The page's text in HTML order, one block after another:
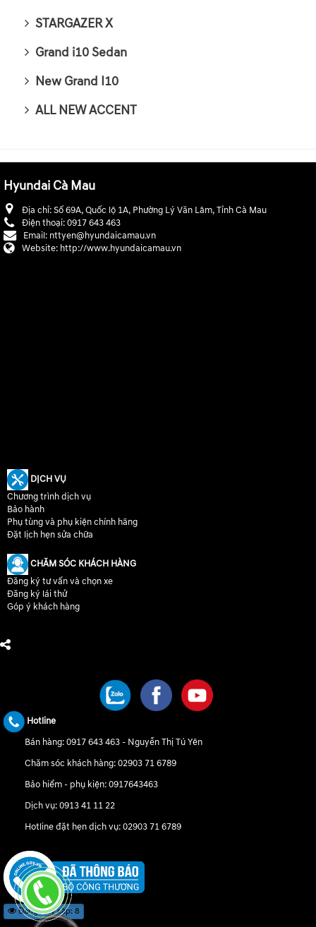
STARGAZER X
Grand i10 Sedan
New Grand I10
ALL NEW ACCENT
Hyundai Cà Mau
Địa chỉ:Số 69A, Quốc lộ 1A, Phường Lý Văn Lâm, Tỉnh Cà Mau
Điện thoại:0917 643 463
Email: nttyen@hyundaicamau.vn
Website: http://www.hyundaicamau.vn
DỊCH VỤ
Chương trình dịch vụ
Bảo hành
Phụ tùng và phụ kiện chính hãng
Đặt lịch hẹn sửa chữa
CHĂM SÓC KHÁCH HÀNG
Đăng ký tư vấn và chọn xe
Đăng ký lái thử
Góp ý khách hàng
Hotline
Bán hàng:0917 643 463 - Nguyễn Thị Tú Yên
Chăm sóc khách hàng:02903 71 6789
Bảo hiểm - phụ kiện:0917643463
Dịch vụ:0913 41 11 22
Hotline đặt hẹn dịch vụ:02903 71 6789
Đang truy cập: 8